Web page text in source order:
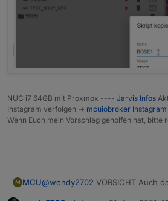
NUC i7 64GB mit Proxmox ---- Jarvis Infos
Instagram verfolgen -> mcuiobroker Instagram
Wenn Euch mein Vorschlag geholfen hat, bitte
M MCU@wendy2702 VORSICHT Auch